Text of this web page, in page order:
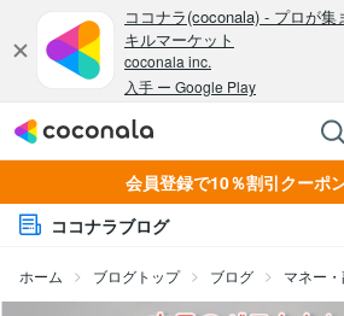
会員登録で10％割引クーポ
ココナラブログ
ホーム ブログトップ ブログ マネー